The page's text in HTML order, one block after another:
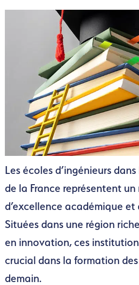
Les écoles d’ingénieurs
de la France représentent
d’excellence académique et
Situées dans une région
en innovation, ces
crucial dans la formation
demain.